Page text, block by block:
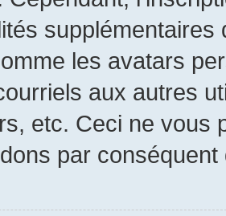
les avatars
aux autres
etc. Ceci ne vous
par conséquent